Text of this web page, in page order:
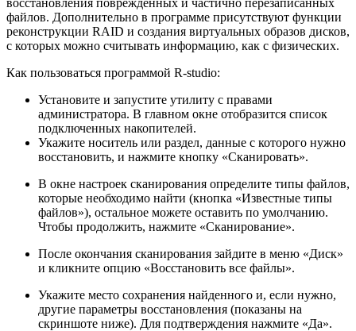
файлов. Дополнительно в программе присутствуют функции
реконструкции RAID и создания виртуальных образов дисков,
с которых можно считывать информацию, как с физических.
Как пользоваться программой R-studio:
Установите и запустите утилиту с правами
администратора. В главном окне отобразится список
подключенных накопителей.
Укажите носитель или раздел, данные с которого нужно
восстановить, и нажмите кнопку «Сканировать».
В окне настроек сканирования определите типы файлов,
которые необходимо найти (кнопка «Известные типы
файлов»), остальное можете оставить по умолчанию.
Чтобы продолжить, нажмите «Сканирование».
После окончания сканирования зайдите в меню «Диск»
и кликните опцию «Восстановить все файлы».
Укажите место сохранения найденного и, если нужно,
другие параметры восстановления (показаны на
скриншоте ниже). Для подтверждения нажмите «Да».